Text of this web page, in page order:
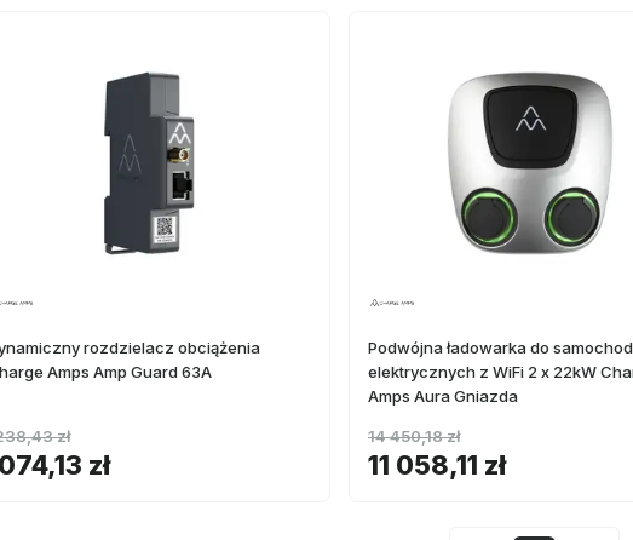
rozdzielacz obciążenia
Amps Amp Guard 63A
zł
zł
Podwójna ładowarka do
elektrycznych z WiFi 2 x 22kW
Amps Aura Gniazda
11 058,11 zł
14 450,18 zł